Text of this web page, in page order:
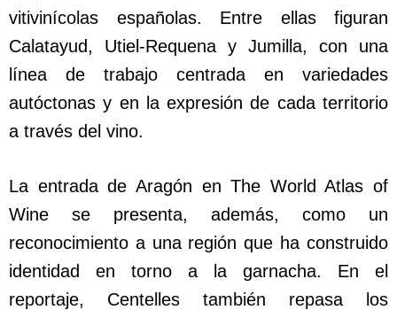
vitivinícolas españolas. Entre ellas figuran
Calatayud, Utiel-Requena y Jumilla, con una
línea de trabajo centrada en variedades
autóctonas y en la expresión de cada territorio
a través del vino.
La entrada de Aragón en The World Atlas of
Wine se presenta, además, como un
reconocimiento a una región que ha construido
identidad en torno a la garnacha. En el
reportaje, Centelles también repasa los